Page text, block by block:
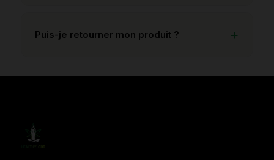
Puis-je retourner mon produit ?